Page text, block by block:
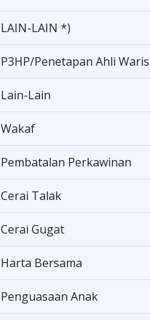
LAIN-LAIN *)
P3HP/Penetapan Ahli Waris
Lain-Lain
Wakaf
Pembatalan Perkawinan
Cerai Talak
Cerai Gugat
Harta Bersama
Penguasaan Anak